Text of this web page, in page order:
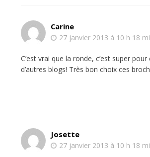
Carine
27 janvier 2013 à 10 h 18
C’est vrai que la ronde, c’est super
d’autres blogs! Très bon choix ces
Josette
27 janvier 2013 à 10 h 18